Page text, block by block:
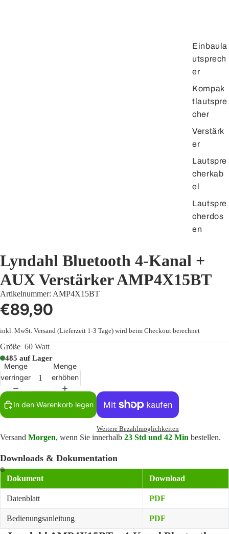
Einbaula
utsprech
er
Kompak
tlautspre
cher
Verstärk
er
Lautspre
cherkab
el
Lautspre
cherdos
en
Lyndahl Bluetooth 4-Kanal +
AUX Verstärker AMP4X15BT
Artikelnummer: AMP4X15BT
€89,90
inkl. MwSt. Versand (Lieferzeit 1-3 Tage) wird beim Checkout berechnet
Größe 60 Watt
485 auf Lager
Menge
verringern
Menge
erhöhen
In den Warenkorb legen
Weitere Bezahlmöglichkeiten
Versand Morgen, wenn Sie innerhalb 23 Std und 42 Min bestellen.
Downloads & Dokumentation
Dokument Download
Datenblatt PDF
Bedienungsanleitung PDF